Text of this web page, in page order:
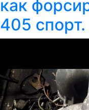
как
405 спорт.